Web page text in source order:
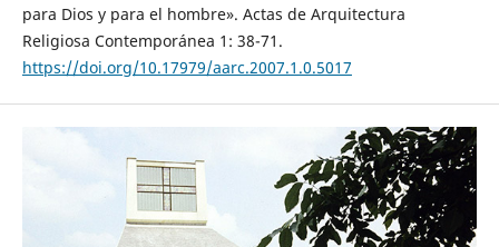
para Dios y para el hombre». Actas de Arquitectura
Religiosa Contemporánea 1: 38-71.
https://doi.org/10.17979/aarc.2007.1.0.5017